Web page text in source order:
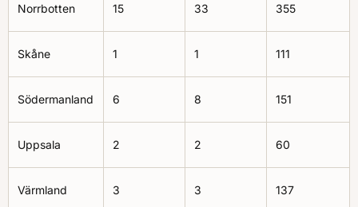
Norrbotten 15 33 355
Skåne 1 1 111
Södermanland 6 8 151
Uppsala 2 2 60
Värmland 3 3 137